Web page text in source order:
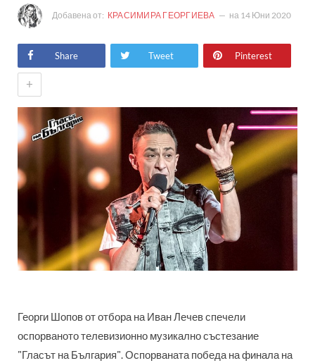
Добавена от: КРАСИМИРА ГЕОРГИЕВА на 14 Юни 2020
Share Tweet Pinterest
+
Георги Шопов от отбора на Иван Лечев спечели
оспорваното телевизионно музикално състезание
"Гласът на България". Оспорваната победа на финала на